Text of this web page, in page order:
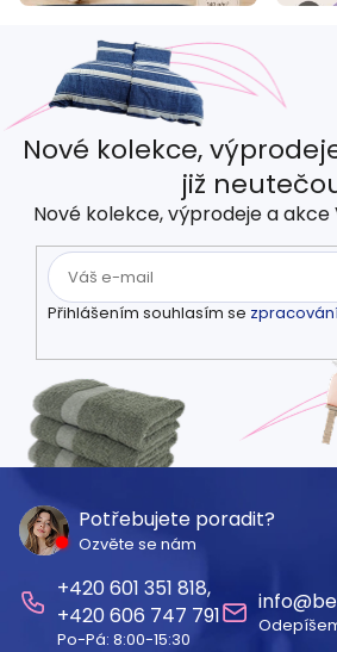
Nové kolekce,
již
Nové kolekce, výprodeje a akce
Přihlášením souhlasím se
Potřebujete poradit?
Ozvěte se nám
601 351 818
606 747 791
Po-Pá: 8:00-15:30
info@